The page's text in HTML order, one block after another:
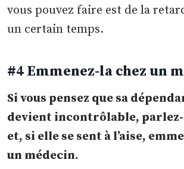
vous pouvez faire est de la
un certain temps.
#4 Emmenez-la chez un
Si vous pensez que sa
devient incontrôlable, parlez-
et, si elle se sent à l’aise,
un médecin.